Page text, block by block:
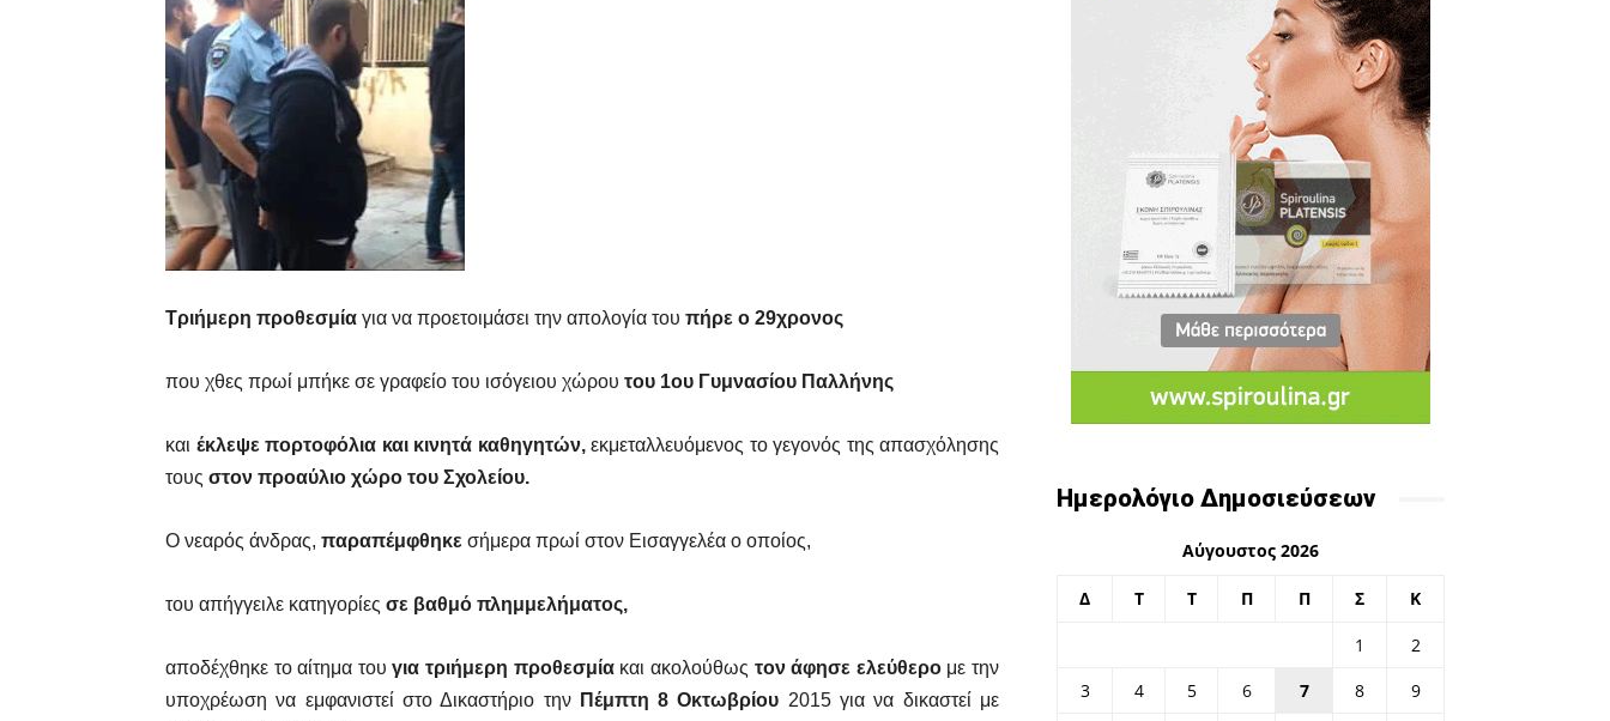
Τριήμερη προθεσμία για να προετοιμάσει την απολογία του πήρε ο 29χρονος
που χθες πρωί μπήκε σε γραφείο του ισόγειου χώρου του 1ου Γυμνασίου Παλλήνης
και έκλεψε πορτοφόλια και κινητά καθηγητών, εκμεταλλευόμενος το γεγονός της απασχόλησης
τους στον προαύλιο χώρο του Σχολείου.
Ο νεαρός άνδρας, παραπέμφθηκε σήμερα πρωί στον Εισαγγελέα ο οποίος,
του απήγγειλε κατηγορίες σε βαθμό πλημμελήματος,
αποδέχθηκε το αίτημα τουγια τριήμερη προθεσμίακαι ακολούθως τον άφησε ελεύθερομε την
υποχρέωση να εμφανιστεί στο Δικαστήριο την Πέμπτη 8 Οκτωβρίου 2015 για να δικαστεί με
Ημερολόγιο Δημοσιεύσεων
Αύγουστος 2026
Δ Τ Τ Π Π Σ Κ
1
2
3
4 5 6 7 8
9